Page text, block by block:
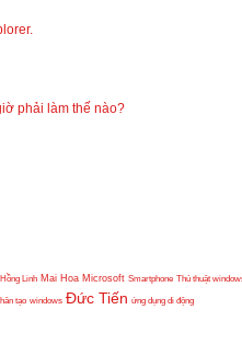
phải làm thế nào?
Hồng Linh Mai Hoa Microsoft Smartphone Thủ thuật
tạo windows Đức Tiến ứng dụng di động